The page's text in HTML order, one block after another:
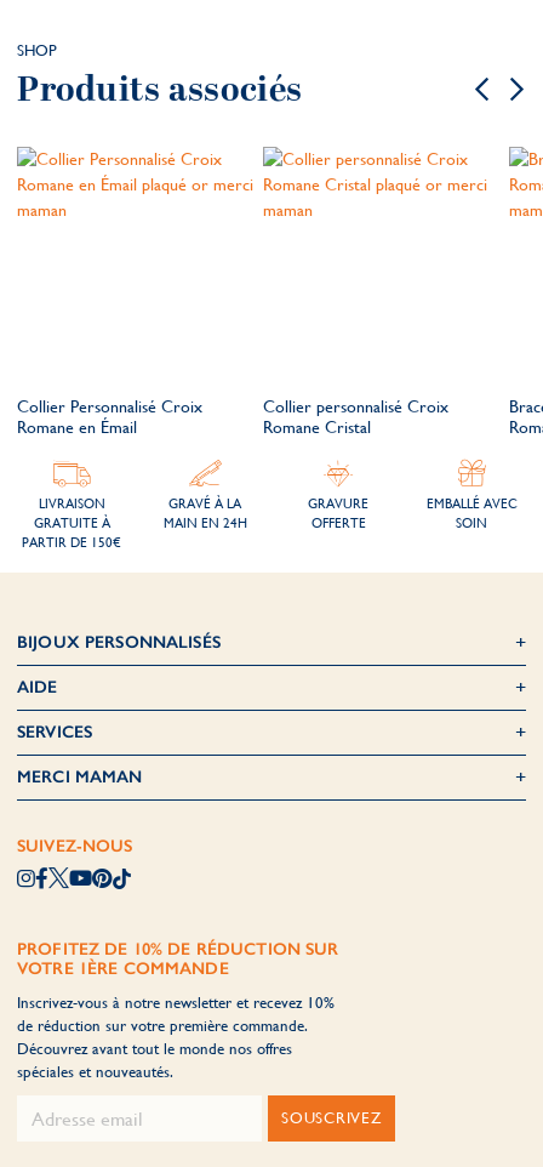
SHOP
Produits associés
Collier Personnalisé Croix
Romane en Émail
Collier personnalisé Croix
Romane Cristal
LIVRAISON
GRATUITE À
PARTIR DE 150€
GRAVÉ À LA
MAIN EN 24H
GRAVURE
OFFERTE
EMBALLÉ AVEC
SOIN
BIJOUX PERSONNALISÉS
AIDE
SERVICES
MERCI MAMAN
SUIVEZ-NOUS
PROFITEZ DE 10% DE RÉDUCTION SUR
VOTRE 1ÈRE COMMANDE
Inscrivez-vous à notre newsletter et recevez 10%
de réduction sur votre première commande.
Découvrez avant tout le monde nos offres
spéciales et nouveautés.
SOUSCRIVEZ